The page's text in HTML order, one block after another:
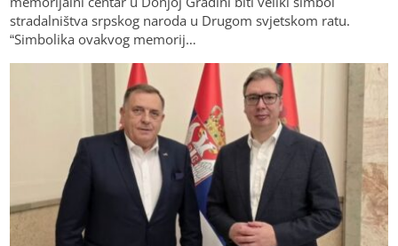
stradalništva srpskog naroda u Drugom svjetskom ratu.
“Simbolika ovakvog memorij…